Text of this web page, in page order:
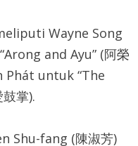
Wayne Song
and Ayu” (阿榮
Phát untuk “The
掌).
Shu-fang (陳淑芳)